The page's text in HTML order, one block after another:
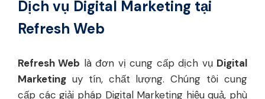
Dịch vụ Digital Marketing tại
Refresh Web
Refresh Web là đơn vị cung cấp dịch vụ Digital
Marketing uy tín, chất lượng. Chúng tôi cung
cấp các giải pháp Digital Marketing hiệu quả, phù